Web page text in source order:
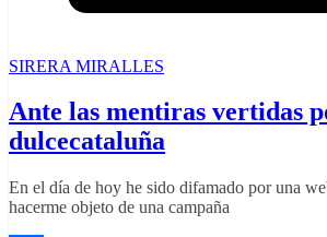
SIRERA MIRALLES
Ante las mentiras vertidas
dulcecataluña
En el día de hoy he sido difamado por una
hacerme objeto de una campaña